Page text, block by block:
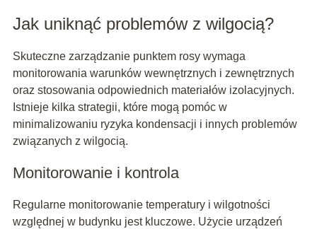
Jak uniknąć problemów z wilgocią?
Skuteczne zarządzanie punktem rosy wymaga
monitorowania warunków wewnętrznych i zewnętrznych
oraz stosowania odpowiednich materiałów izolacyjnych.
Istnieje kilka strategii, które mogą pomóc w
minimalizowaniu ryzyka kondensacji i innych problemów
związanych z wilgocią.
Monitorowanie i kontrola
Regularne monitorowanie temperatury i wilgotności
względnej w budynku jest kluczowe. Użycie urządzeń